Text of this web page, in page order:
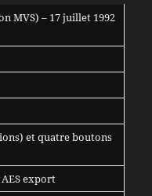
MVS) – 17 juillet 1992
et quatre boutons
export